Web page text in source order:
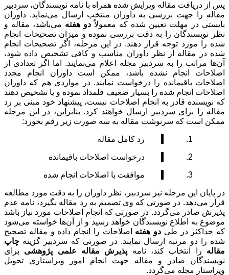
نامه نویسندگان، سردبیر
ارسال می‌نماید. داوران
دو هفتهمی‌باشد، مقاله و
و میزان تصحیحات انجام
اگر تصحیحات انجام
کافی تشخیص داده شود،
اما اگر تعدادی از
داوران انجام مجدد
در مواردی هم که داوران
نموده و یا تشخیص دهند
پیشنهاد خود مبنی بر رد
بنابراین، در این مرحله
زیر رقم بخورد:
باقیمانده
انجام شده
را به دقت مورد مطالعه
مقاله بگیرد، نامه عدم
اصلاحات مورد نیاز باشد
و از آن‌ها خواسته می‌شود
داده و مقاله تصحیح
که سردبیر گزینهچاپ
علمی پژوهشیبرای
امور ویراستاری تحویل